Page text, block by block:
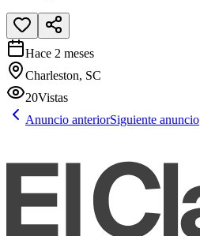
Hace 2 meses
Charleston, SC
20Vistas
Anuncio anteriorSiguiente anuncio